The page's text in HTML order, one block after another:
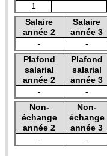
1
Salaire
année 2
Salaire
année 3
-
-
Plafond
salarial
année 2
Plafond
salarial
année 3
-
-
Non-
échange
année 2
Non-
échange
année 3
-
-